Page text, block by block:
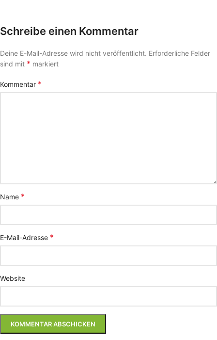
Schreibe einen Kommentar
Deine E-Mail-Adresse wird nicht veröffentlicht. Erforderliche Felder
sind mit * markiert
Kommentar *
Name *
E-Mail-Adresse *
Website